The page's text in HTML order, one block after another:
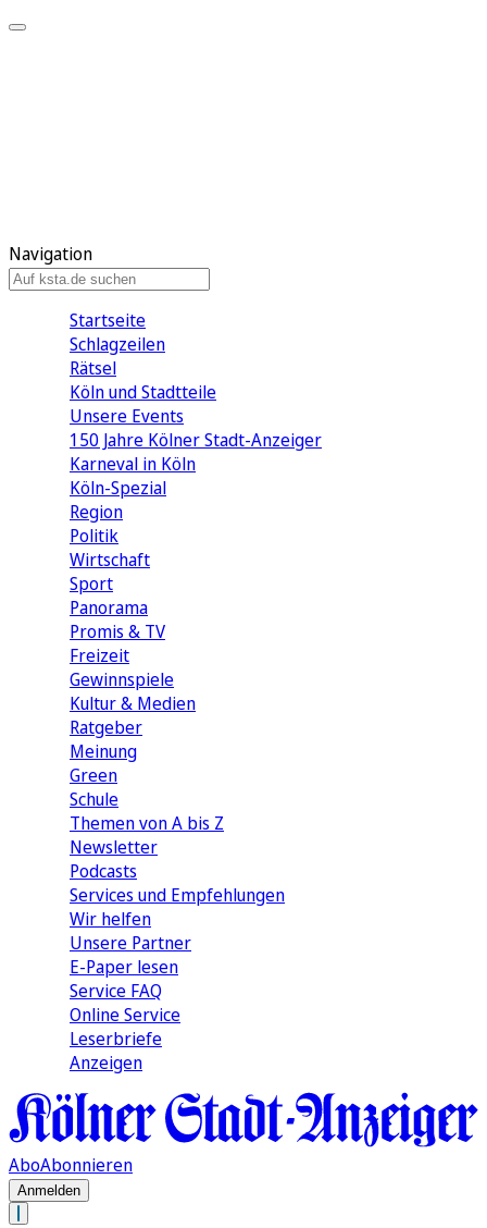
Navigation
Startseite
Schlagzeilen
Rätsel
Köln und Stadtteile
Unsere Events
150 Jahre Kölner Stadt-Anzeiger
Karneval in Köln
Köln-Spezial
Region
Politik
Wirtschaft
Sport
Panorama
Promis & TV
Freizeit
Gewinnspiele
Kultur & Medien
Ratgeber
Meinung
Green
Schule
Themen von A bis Z
Newsletter
Podcasts
Services und Empfehlungen
Wir helfen
Unsere Partner
E-Paper lesen
Service FAQ
Online Service
Leserbriefe
Anzeigen
AboAbonnieren
Anmelden